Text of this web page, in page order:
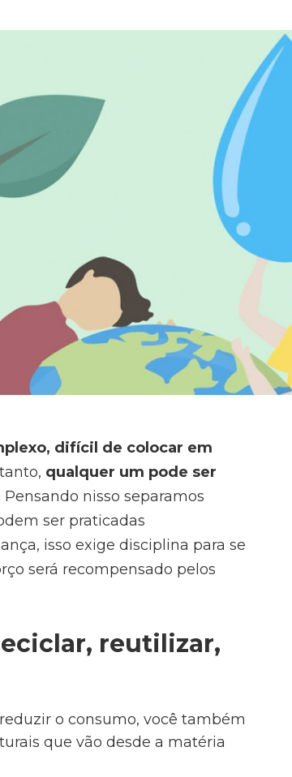
difícil de colocar em
qualquer um pode ser
. Pensando nisso separamos
ser praticadas
isso exige disciplina para se
será recompensado pelos
reutilizar,
o consumo, você também
que vão desde a matéria